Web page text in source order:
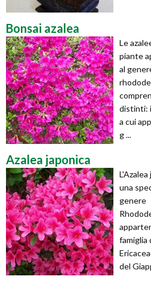
Bonsai azalea
Le
piante
al
distinti:
a cui
g ...
Azalea japonica
una
genere
famiglia
del